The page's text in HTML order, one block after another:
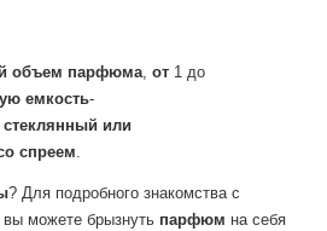
объем парфюма, от 1 до
емкость-
стеклянный или
спреем.
? Для подробного знакомства с
можете брызнуть парфюм на себя